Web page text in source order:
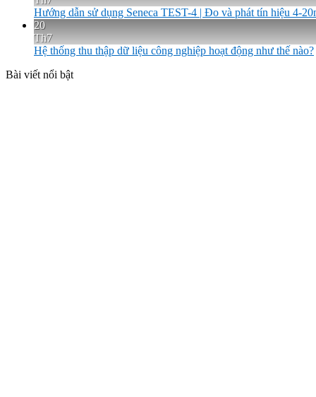
Hướng dẫn sử dụng Seneca TEST-4 | Đo và phát tín hiệu 4-
20
Th7
Hệ thống thu thập dữ liệu công nghiệp hoạt động như thế nào?
Bài viết nổi bật